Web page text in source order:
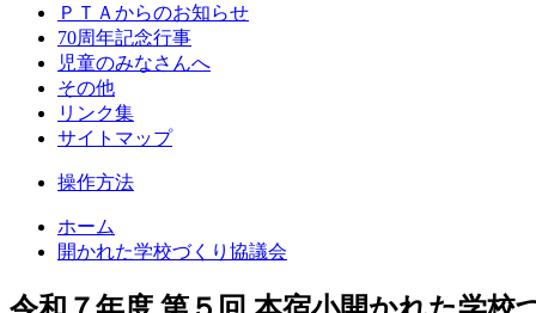
ＰＴＡからのお知らせ
70周年記念行事
児童のみなさんへ
その他
リンク集
サイトマップ
操作方法
ホーム
開かれた学校づくり協議会